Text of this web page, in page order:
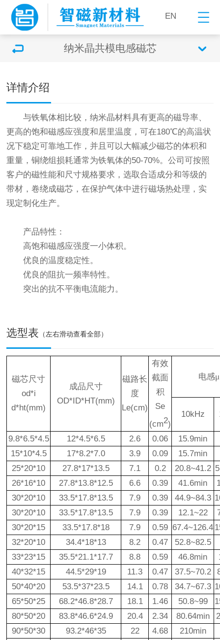
EN
纳米晶共模电感磁芯
详情介绍
与铁氧体相比较，纳米晶材料具有更高的磁导率、
更高的饱和磁感应强度和居里温度，可在180℃的高温状
况下稳定可靠地工作，并且可以大幅减少磁芯的体积和
重量，铜绕组损耗通常为铁氧体的50-70%。公司可按照
客户的磁性能和尺寸规格要求，选取合适成分和等级的
带材，卷绕成磁芯，在保护气体中进行磁场热处理，实
现定制化生产。
产品特性：
高饱和磁感应强度一小体积。
优良的温度稳定性。
优良的阻抗一频率特性。
突出的抗不平衡电流能力。
选型表 （左右滑动查看全部）
磁芯尺寸
od*i
d*ht(mm)
成品尺寸
OD*ID*HT(mm)
磁路长
度
Le(cm)
有效
截面
积
Se
(cm2)
电感μ
10kHz
9.8*6.5*4.5 12*4.5*6.5 2.6 0.06
15.9min
15*10*4.5
17*8.2*7.0 3.9 0.09
15.7min
25*20*10
27.8*17*13.5 7.1 0.2 20.8~41.2
26*16*10
27.8*13.8*12.5 6.6 0.39 41.6min
30*20*10
33.5*17.8*13.5 7.9 0.39 44.9~84.3
30*20*10
33.5*17.8*13.5 7.9 0.39 12.1~22
30*20*15
33.5*17.8*18 7.9 0.59 67.4~126.4
32*20*10
34.4*18*13 8.2 0.47
52.8~82.5
33*23*15
35.5*21.1*17.7 8.8 0.59 46.8min
40*32*15
44.5*29*19 11.3 0.47 37.5~70.2
50*40*20
53.5*37*23.5 14.1 0.78 34.7~67.3
65*50*25
68.2*46.8*28.7 18.1 1.46 50.8~99
80*50*20
83.8*46.6*24.9 20.4 2.34 80.64min
90*50*30
93.2*46*35 22 4.68
210min